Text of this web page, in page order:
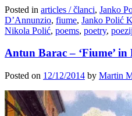
Posted in articles / članci, Janko
D’Annunzio, fiume, Janko Polić
Nikola Polić, poems, poetry,
Antun Barac – ‘Fiume’ in
Posted on 12/12/2014 by Martin